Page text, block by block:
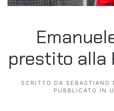
prestito alla
SCRITTO DA SEBASTIANO
PUBBLICATO IN